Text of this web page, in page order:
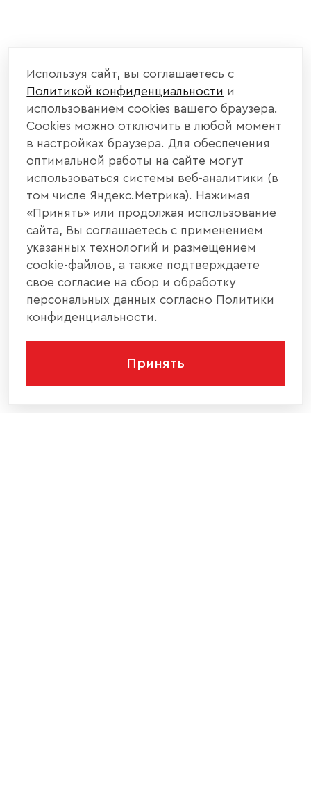
Используя сайт, вы соглашаетесь с
Политикой конфиденциальности и
использованием cookies вашего браузера.
Cookies можно отключить в любой момент
в настройках браузера. Для обеспечения
оптимальной работы на сайте могут
использоваться системы веб-аналитики (в
том числе Яндекс.Метрика). Нажимая
«Принять» или продолжая использование
сайта, Вы соглашаетесь с применением
указанных технологий и размещением
cookie-файлов, а также подтверждаете
свое согласие на сбор и обработку
персональных данных согласно Политики
конфиденциальности.
Принять